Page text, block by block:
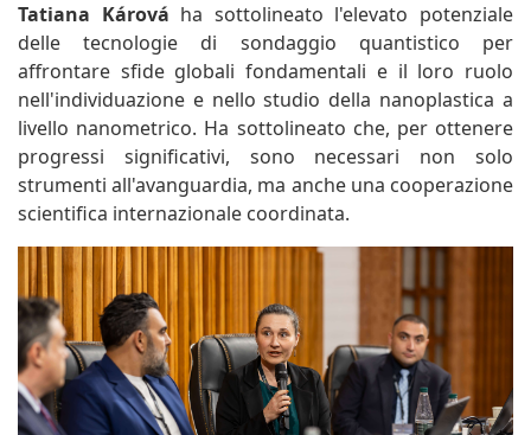
Tatiana Kárová ha sottolineato l'elevato potenziale
delle tecnologie di sondaggio quantistico per
affrontare sfide globali fondamentali e il loro ruolo
nell'individuazione e nello studio della nanoplastica a
livello nanometrico. Ha sottolineato che, per ottenere
progressi significativi, sono necessari non solo
strumenti all'avanguardia, ma anche una cooperazione
scientifica internazionale coordinata.